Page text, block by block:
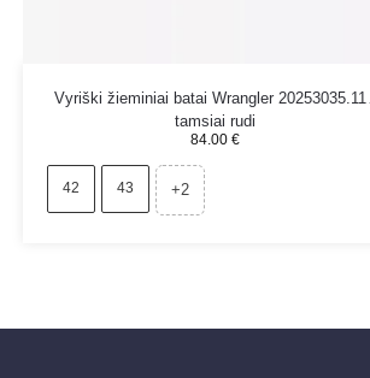
Vyriški žieminiai batai Wrangler 20253035.11A
tamsiai rudi
84.00€
42 43 +2